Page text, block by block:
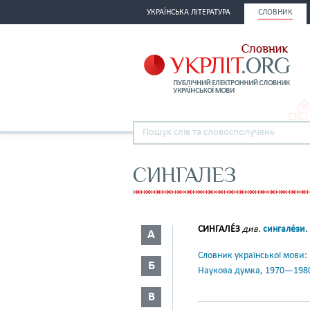
УКРАЇНСЬКА ЛІТЕРАТУРА СЛОВНИК
СИНГАЛЕЗ
А
Б
В
СИНГАЛЕ́З див. сингале́зи.
Словник української
Наукова думка,